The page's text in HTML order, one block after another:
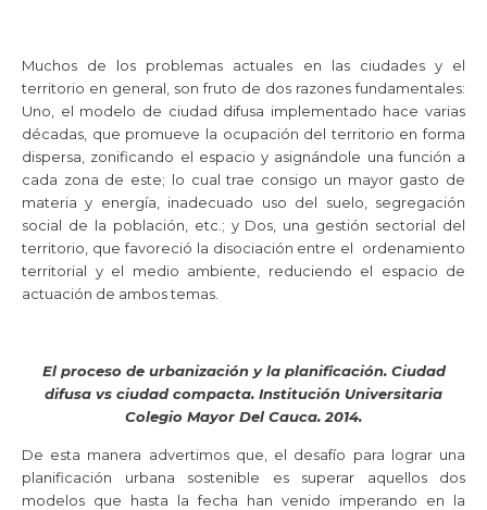
Muchos de los problemas actuales en las ciudades y el
territorio en general, son fruto de dos razones fundamentales:
Uno, el modelo de ciudad difusa implementado hace varias
décadas, que promueve la ocupación del territorio en forma
dispersa, zonificando el espacio y asignándole una función a
cada zona de este; lo cual trae consigo un mayor gasto de
materia y energía, inadecuado uso del suelo, segregación
social de la población, etc.; y Dos, una gestión sectorial del
territorio, que favoreció la disociación entre el ordenamiento
territorial y el medio ambiente, reduciendo el espacio de
actuación de ambos temas.
El proceso de urbanización y la planificación. Ciudad
difusa vs ciudad compacta. Institución Universitaria
Colegio Mayor Del Cauca. 2014.
De esta manera advertimos que, el desafío para lograr una
planificación urbana sostenible es superar aquellos dos
modelos que hasta la fecha han venido imperando en la